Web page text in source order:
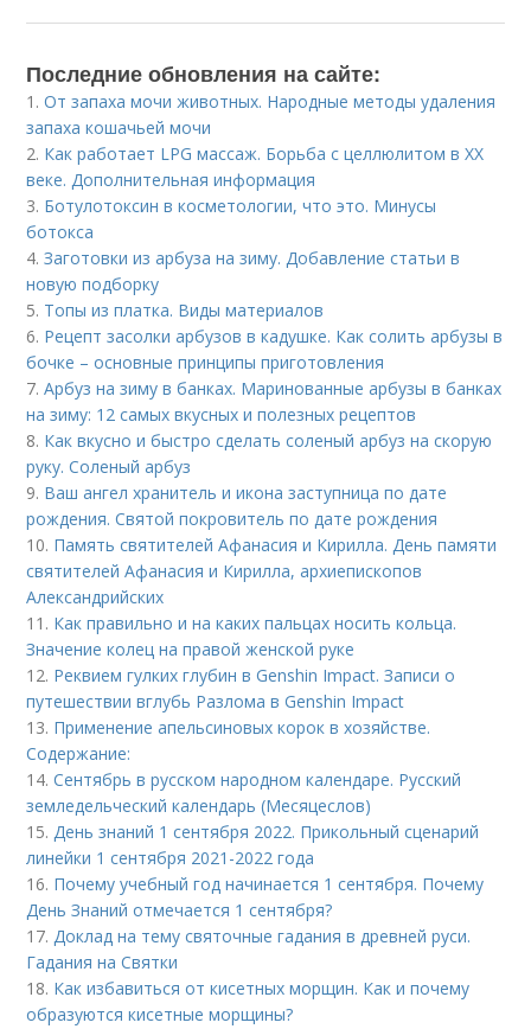
Последние обновления на сайте:
1.От запаха мочи животных. Народные методы удаления
запаха кошачьей мочи
2. Как работает LPG массаж. Борьба с целлюлитом в XX
веке. Дополнительная информация
3. Ботулотоксин в косметологии, что это. Минусы
ботокса
4.Заготовки из арбуза на зиму. Добавление статьи в
новую подборку
5. Топы из платка. Виды материалов
6. Рецепт засолки арбузов в кадушке. Как солить арбузы в
бочке – основные принципы приготовления
7.Арбуз на зиму в банках. Маринованные арбузы в банках
на зиму: 12 самых вкусных и полезных рецептов
8. Как вкусно и быстро сделать соленый арбуз на скорую
руку. Соленый арбуз
9. Ваш ангел хранитель и икона заступница по дате
рождения. Святой покровитель по дате рождения
10. Память святителей Афанасия и Кирилла. День памяти
святителей Афанасия и Кирилла, архиепископов
Александрийских
11. Как правильно и на каких пальцах носить кольца.
Значение колец на правой женской руке
12. Реквием гулких глубин в Genshin Impact. Записи о
путешествии вглубь Разлома в Genshin Impact
13. Применение апельсиновых корок в хозяйстве.
Содержание:
14.Сентябрь в русском народном календаре. Русский
земледельческий календарь (Месяцеслов)
15.День знаний 1 сентября 2022. Прикольный сценарий
линейки 1 сентября 2021-2022 года
16. Почему учебный год начинается 1 сентября. Почему
День Знаний отмечается 1 сентября?
17.Доклад на тему святочные гадания в древней руси.
Гадания на Святки
18. Как избавиться от кисетных морщин. Как и почему
образуются кисетные морщины?